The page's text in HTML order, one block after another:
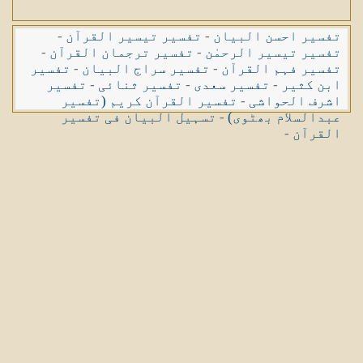
تفسیر احسن البیان - تفسیر تیسیر القرآن -
تفسیر تیسیر الرحمٰن - تفسیر ترجمان القرآن -
تفسیر فہم القرآن - تفسیر سراج البیان - تفسیر
ابن کثیر - تفسیر سعدی - تفسیر ثنائی - تفسیر
اشرف الحواشی - تفسیر القرآن کریم (تفسیر
عبدالسلام بھٹوی)-تسہیل البیان فی تفسیر
القرآن -